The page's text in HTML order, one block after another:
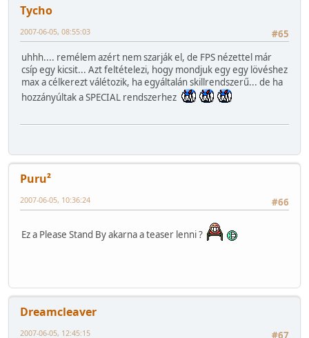
Tycho
#65
2007-06-05, 08:55:03
uhhh.... remélem azért nem szarják el, de FPS nézettel már
csíp egy kicsit... Azt feltételezi, hogy mondjuk egy egy lövéshez
max a célkerezt válétozik, ha egyáltalán skillrendszerű... de ha
hozzányúltak a SPECIAL rendszerhez
Puru²
#66
2007-06-05, 10:36:24
Ez a Please Stand By akarna a teaser lenni ?
Dreamcleaver
#67
2007-06-05, 12:45:15